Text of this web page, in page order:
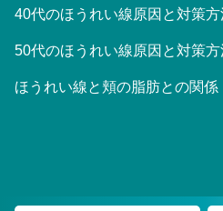
40代のほうれい線原因と対策方
50代のほうれい線原因と対策方
ほうれい線と頬の脂肪との関係
©2023 大阪Houreisen美容皮膚科/